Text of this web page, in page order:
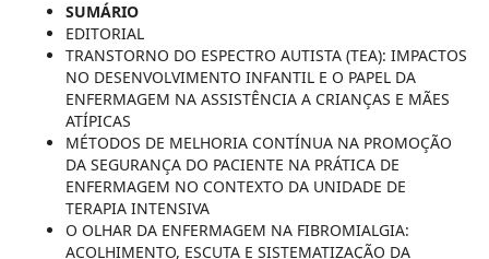
SUMÁRIO
EDITORIAL
TRANSTORNO DO ESPECTRO AUTISTA (TEA): IMPACTOS
NO DESENVOLVIMENTO INFANTIL E O PAPEL DA
ENFERMAGEM NA ASSISTÊNCIA A CRIANÇAS E MÃES
ATÍPICAS
MÉTODOS DE MELHORIA CONTÍNUA NA PROMOÇÃO
DA SEGURANÇA DO PACIENTE NA PRÁTICA DE
ENFERMAGEM NO CONTEXTO DA UNIDADE DE
TERAPIA INTENSIVA
O OLHAR DA ENFERMAGEM NA FIBROMIALGIA:
ACOLHIMENTO, ESCUTA E SISTEMATIZAÇÃO DA